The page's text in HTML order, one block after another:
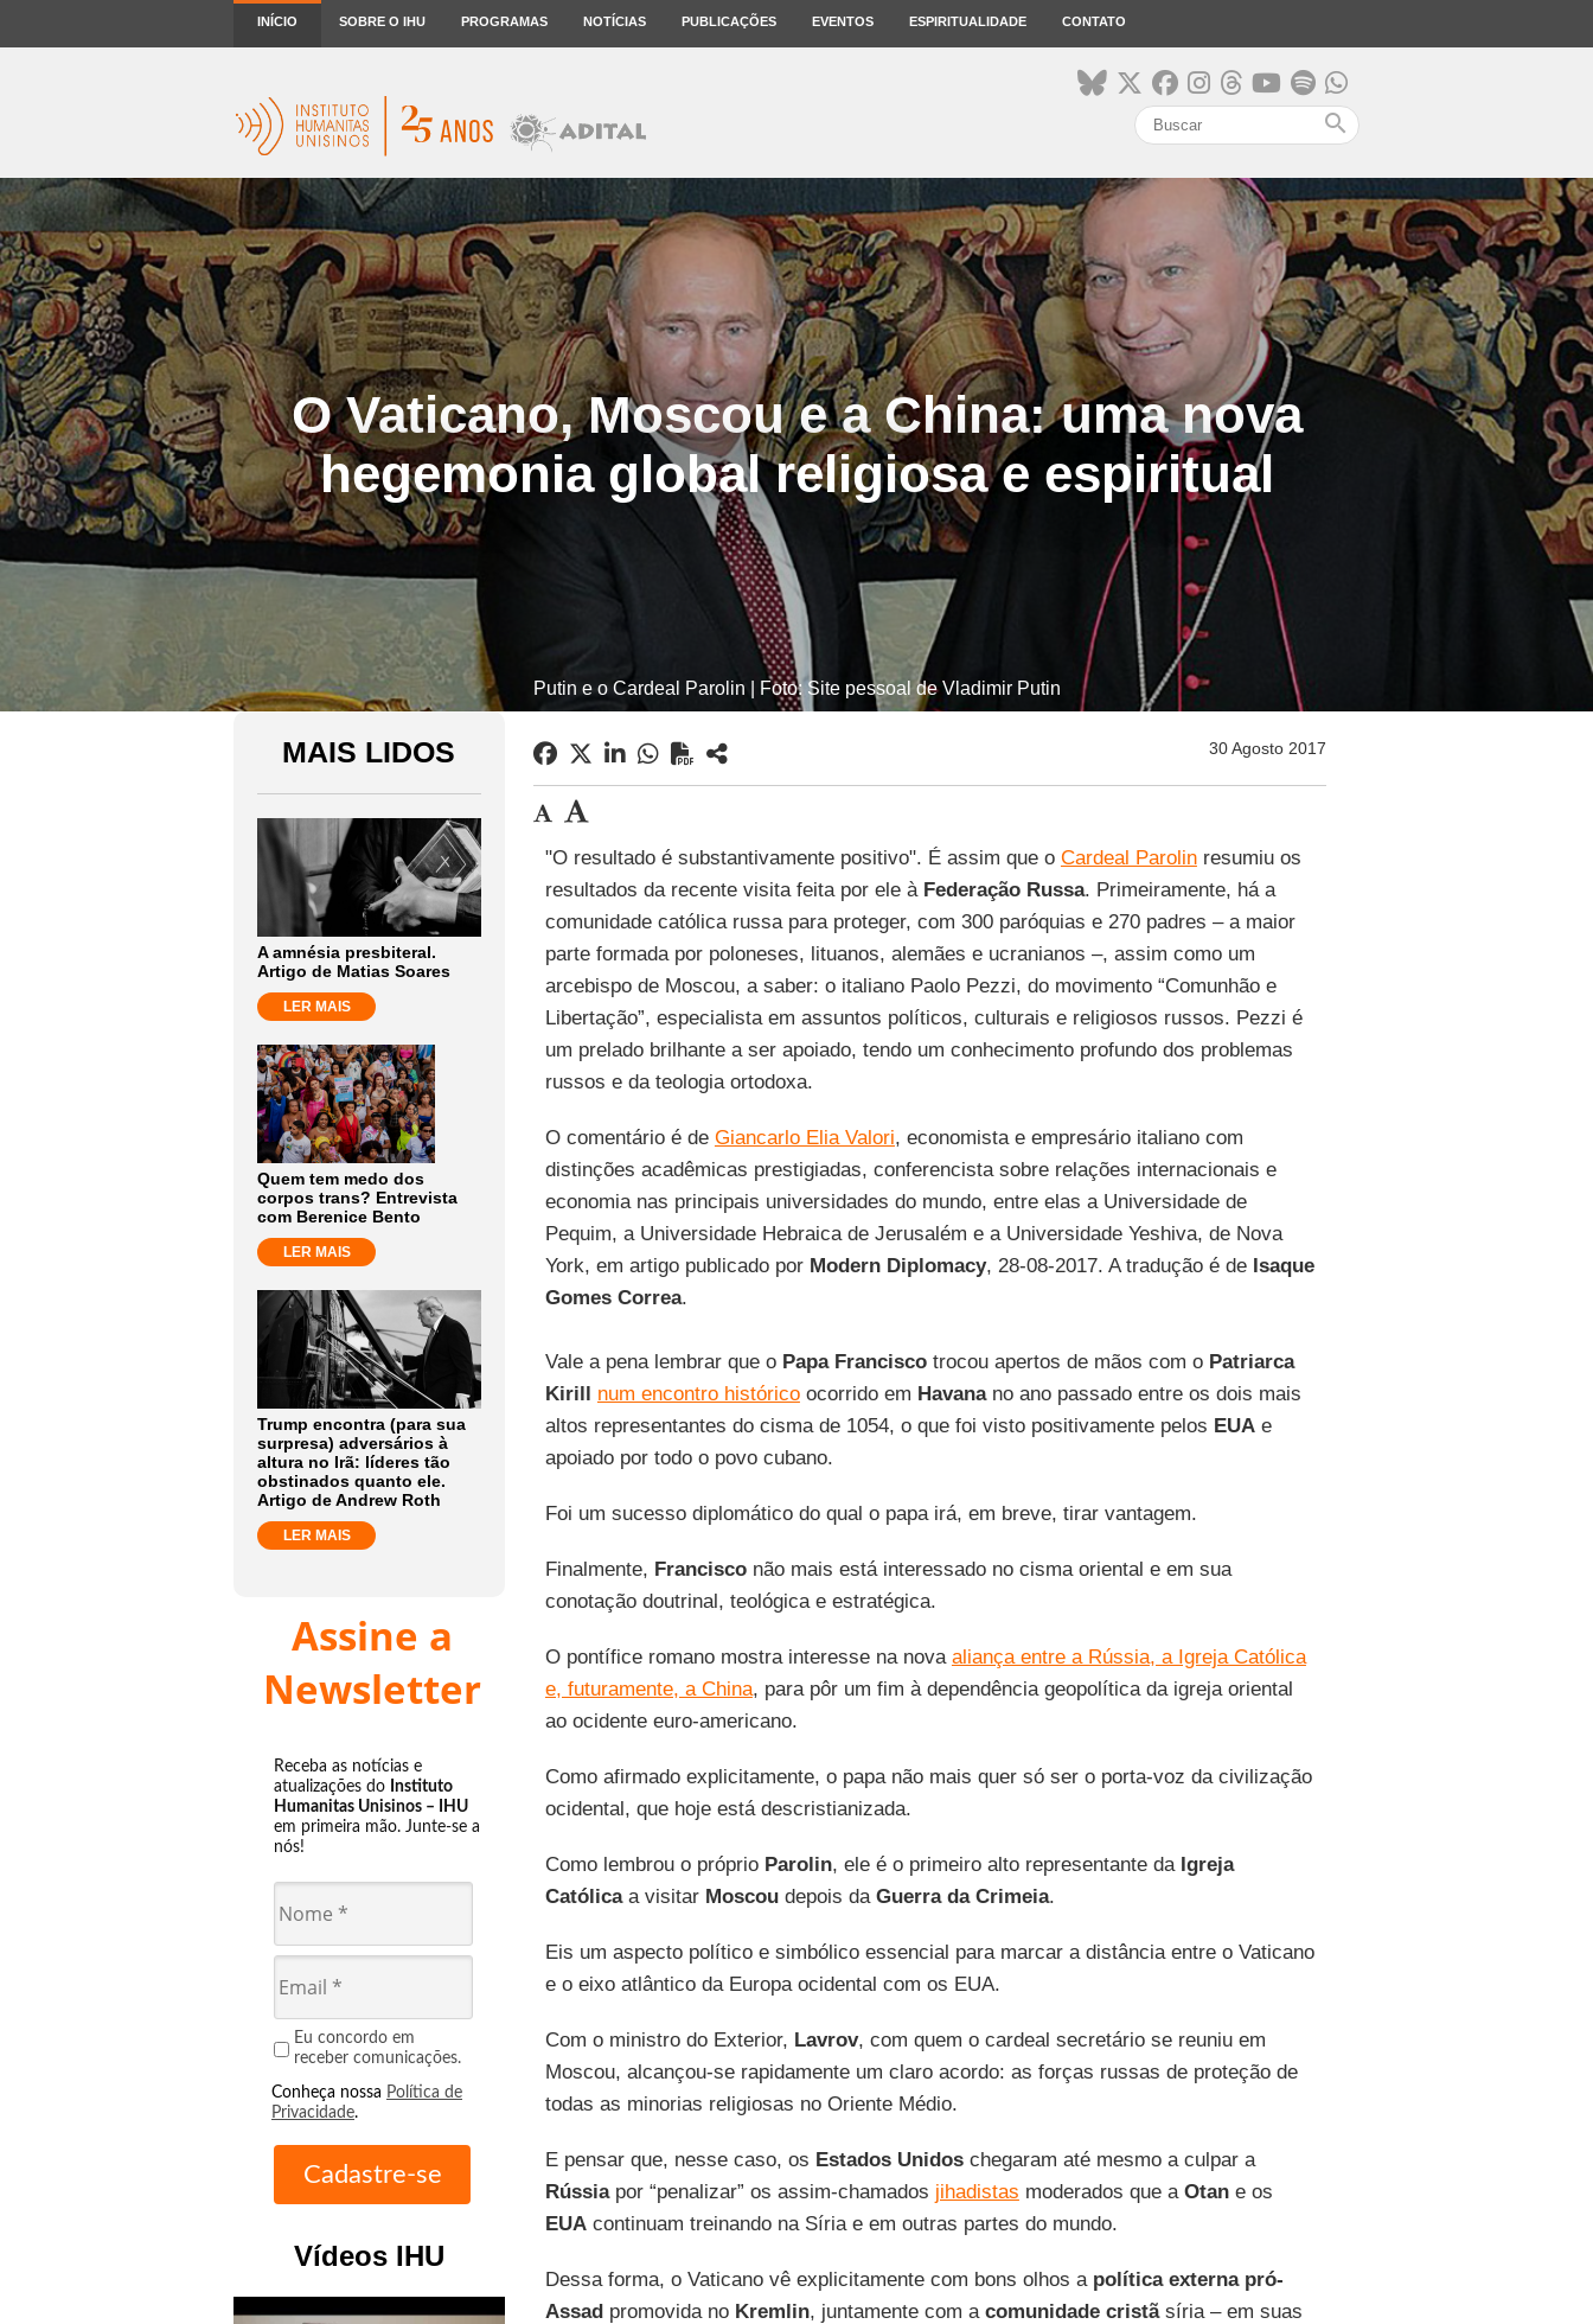
INÍCIO SOBRE O IHU PROGRAMAS NOTÍCIAS PUBLICAÇÕES EVENTOS ESPIRITUALIDADE CONTATO
search
O Vaticano, Moscou e a China: uma nova
hegemonia global religiosa e espiritual
Putin e o Cardeal Parolin | Foto: Site pessoal de Vladimir Putin
MAIS LIDOS
A amnésia presbiteral.
Artigo de Matias Soares
LER MAIS
Quem tem medo dos
corpos trans? Entrevista
com Berenice Bento
LER MAIS
Trump encontra (para sua
surpresa) adversários à
altura no Irã: líderes tão
obstinados quanto ele.
Artigo de Andrew Roth
LER MAIS
Assine a
Newsletter
Receba as notícias e
atualizações do Instituto
Humanitas Unisinos – IHU
em primeira mão. Junte-se a
nós!
Eu concordo em
receber comunicações.
Conheça nossa Política de
Privacidade.
Vídeos IHU
30 Agosto 2017
"O resultado é substantivamente positivo". É assim que o Cardeal Parolinresumiu os
resultados da recente visita feita por ele à Federação Russa. Primeiramente, há a
comunidade católica russa para proteger, com 300 paróquias e 270 padres – a maior
parte formada por poloneses, lituanos, alemães e ucranianos –, assim como um
arcebispo de Moscou, a saber: o italiano Paolo Pezzi, do movimento “Comunhão e
Libertação”, especialista em assuntos políticos, culturais e religiosos russos. Pezzi é
um prelado brilhante a ser apoiado, tendo um conhecimento profundo dos problemas
russos e da teologia ortodoxa.
O comentário é de Giancarlo Elia Valori, economista e empresário italiano com
distinções acadêmicas prestigiadas, conferencista sobre relações internacionais e
economia nas principais universidades do mundo, entre elas a Universidade de
Pequim, a Universidade Hebraica de Jerusalém e a Universidade Yeshiva, de Nova
York, em artigo publicado por Modern Diplomacy, 28-08-2017. A tradução é de Isaque
Gomes Correa.
Vale a pena lembrar que o Papa Franciscotrocou apertos de mãos com o Patriarca
Kirill num encontro históricoocorrido em Havanano ano passado entre os dois mais
altos representantes do cisma de 1054, o que foi visto positivamente pelos EUAe
apoiado por todo o povo cubano.
Foi um sucesso diplomático do qual o papa irá, em breve, tirar vantagem.
Finalmente, Francisconão mais está interessado no cisma oriental e em sua
conotação doutrinal, teológica e estratégica.
O pontífice romano mostra interesse na nova aliança entre a Rússia, a Igreja Católica
e, futuramente, a China, para pôr um fim à dependência geopolítica da igreja oriental
ao ocidente euro-americano.
Como afirmado explicitamente, o papa não mais quer só ser o porta-voz da civilização
ocidental, que hoje está descristianizada.
Como lembrou o próprio Parolin, ele é o primeiro alto representante da Igreja
Católicaa visitar Moscoudepois daGuerra da Crimeia.
Eis um aspecto político e simbólico essencial para marcar a distância entre o Vaticano
e o eixo atlântico da Europa ocidental com os EUA.
Com o ministro do Exterior, Lavrov, com quem o cardeal secretário se reuniu em
Moscou, alcançou-se rapidamente um claro acordo: as forças russas de proteção de
todas as minorias religiosas no Oriente Médio.
E pensar que, nesse caso, os Estados Unidoschegaram até mesmo a culpar a
Rússiapor “penalizar” os assim-chamados jihadistas moderados que a Otane os
EUAcontinuam treinando na Síria e em outras partes do mundo.
Dessa forma, o Vaticano vê explicitamente com bons olhos a política externa pró-
Assadpromovida no Kremlin, juntamente com a comunidade cristãsíria – em suas